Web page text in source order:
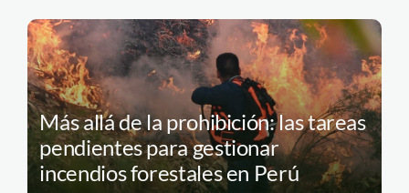
Más allá de la prohibición: las tareas
pendientes para gestionar
incendios forestales en Perú